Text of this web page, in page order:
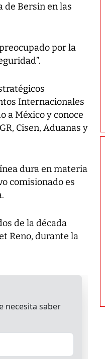
de Bersin en las
por la
Internacionales
a México y conoce
Cisen, Aduanas y
dura en materia
comisionado es
de la década
Reno, durante la